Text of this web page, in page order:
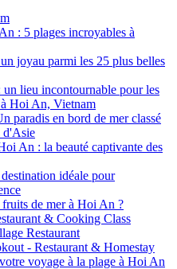
: 5 plages incroyables à
joyau parmi les 25 plus belles
lieu incontournable pour les
Hoi An, Vietnam
paradis en bord de mer classé
d'Asie
An : la beauté captivante des
idéale pour
de mer à Hoi An ?
& Cooking Class
Restaurant
- Restaurant & Homestay
voyage à la plage à Hoi An